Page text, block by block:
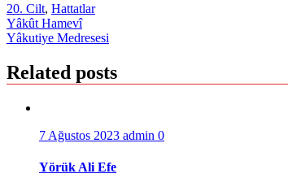
20. Cilt, Hattatlar
Yazı
gezinmesi
Yâkût Hamevî
Yâkutiye Medresesi
Related posts
7 Ağustos 2023 admin 0
Yörük Ali Efe